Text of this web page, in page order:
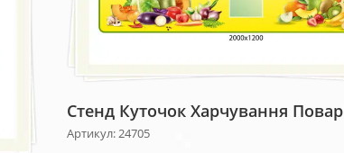
Стенд Куточок Харчування Повар
Артикул: 24705